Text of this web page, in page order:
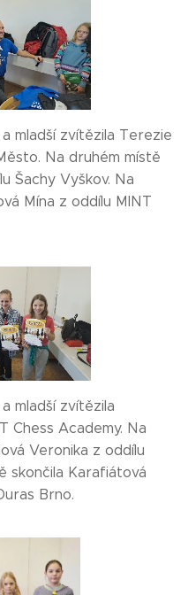
mladší zvítězila Terezie
Na druhém místě
Šachy Vyškov. Na
Mína z oddílu MINT
mladší zvítězila
Chess Academy. Na
Veronika z oddílu
skončila Karafiátová
Brno.